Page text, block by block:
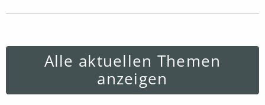
Alle aktuellen Themen
anzeigen